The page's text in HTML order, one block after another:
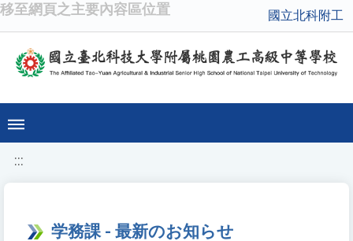
移至網頁之主要內容區位置 國立北科附工
:::
学務課 - 最新のお知らせ